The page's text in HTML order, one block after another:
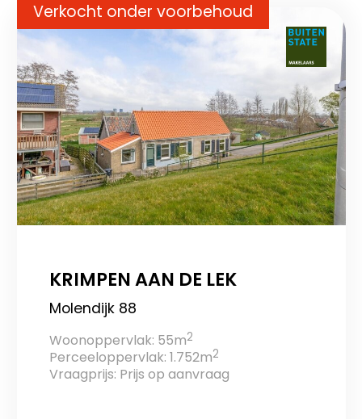
Verkocht onder voorbehoud
KRIMPEN AAN DE LEK
Molendijk 88
Woonoppervlak: 55m2
Perceeloppervlak: 1.752m2
Vraagprijs: Prijs op aanvraag